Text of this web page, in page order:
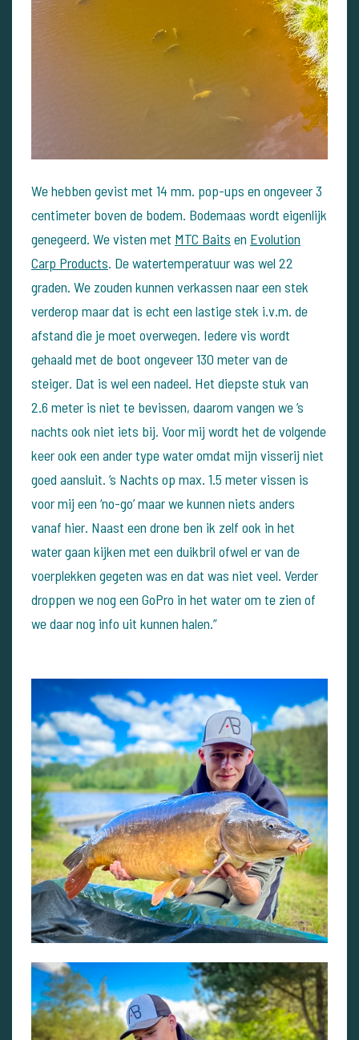
We hebben gevist met 14 mm. pop-ups en ongeveer 3
centimeter boven de bodem. Bodemaas wordt eigenlijk
genegeerd. We visten met MTC Baits en Evolution
Carp Products. De watertemperatuur was wel 22
graden. We zouden kunnen verkassen naar een stek
verderop maar dat is echt een lastige stek i.v.m. de
afstand die je moet overwegen. Iedere vis wordt
gehaald met de boot ongeveer 130 meter van de
steiger. Dat is wel een nadeel. Het diepste stuk van
2.6 meter is niet te bevissen, daarom vangen we ’s
nachts ook niet iets bij. Voor mij wordt het de volgende
keer ook een ander type water omdat mijn visserij niet
goed aansluit. ’s Nachts op max. 1.5 meter vissen is
voor mij een ‘no-go’ maar we kunnen niets anders
vanaf hier. Naast een drone ben ik zelf ook in het
water gaan kijken met een duikbril ofwel er van de
voerplekken gegeten was en dat was niet veel. Verder
droppen we nog een GoPro in het water om te zien of
we daar nog info uit kunnen halen.”